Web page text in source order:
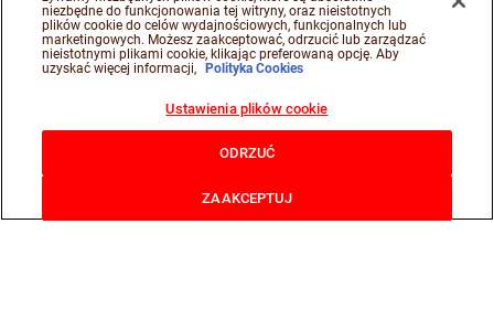
niezbędne do funkcjonowania tej witryny, oraz nieistotnych
plików cookie do celów wydajnościowych, funkcjonalnych lub
marketingowych. Możesz zaakceptować, odrzucić lub zarządzać
nieistotnymi plikami cookie, klikając preferowaną opcję. Aby
uzyskać więcej informacji,
Polityka Cookies
Ustawienia plików cookie
ODRZUĆ
ZAAKCEPTUJ